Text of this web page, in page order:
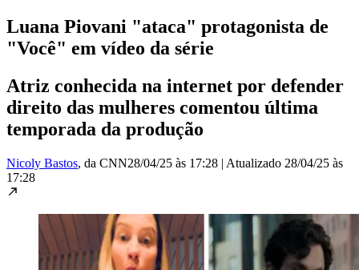
Luana Piovani "ataca" protagonista de
"Você" em vídeo da série
Atriz conhecida na internet por defender
direito das mulheres comentou última
temporada da produção
Nicoly Bastos, da CNN28/04/25 às 17:28 | Atualizado 28/04/25 às
17:28